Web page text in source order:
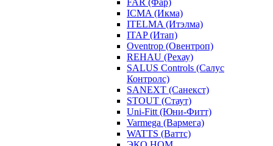
FAR (Фар)
ICMA (Икма)
ITELMA (Итэлма)
ITAP (Итап)
Oventrop (Овентроп)
REHAU (Рехау)
SALUS Controls (Салус
Контролс)
SANEXT (Санекст)
STOUT (Стаут)
Uni-Fitt (Юни-Фитт)
Varmega (Вармега)
WATTS (Ваттс)